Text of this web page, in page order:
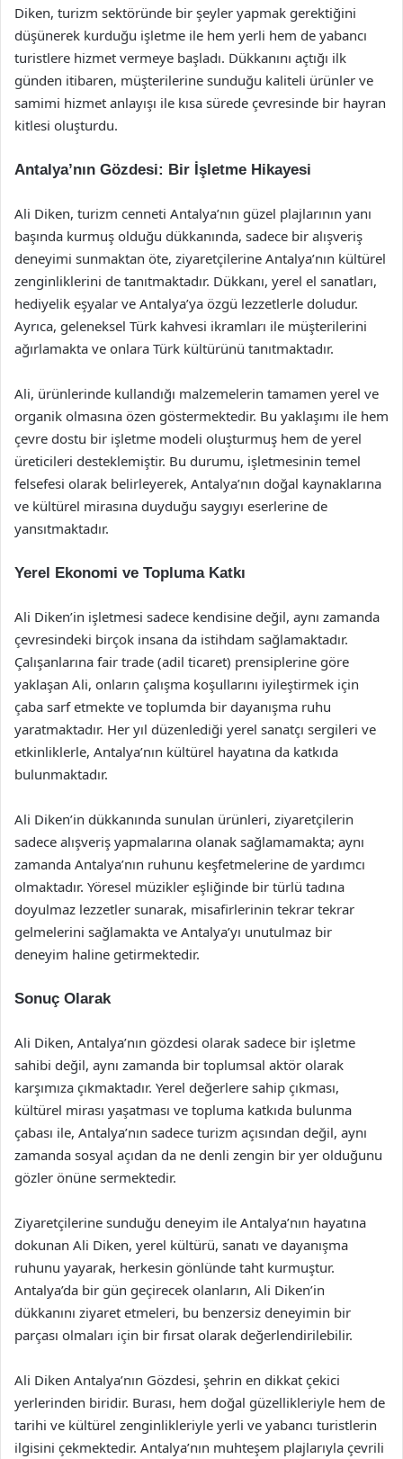
Diken, turizm sektöründe bir şeyler yapmak gerektiğini
düşünerek kurduğu işletme ile hem yerli hem de yabancı
turistlere hizmet vermeye başladı. Dükkanını açtığı ilk
günden itibaren, müşterilerine sunduğu kaliteli ürünler ve
samimi hizmet anlayışı ile kısa sürede çevresinde bir hayran
kitlesi oluşturdu.
Antalya’nın Gözdesi: Bir İşletme Hikayesi
Ali Diken, turizm cenneti Antalya’nın güzel plajlarının yanı
başında kurmuş olduğu dükkanında, sadece bir alışveriş
deneyimi sunmaktan öte, ziyaretçilerine Antalya’nın kültürel
zenginliklerini de tanıtmaktadır. Dükkanı, yerel el sanatları,
hediyelik eşyalar ve Antalya’ya özgü lezzetlerle doludur.
Ayrıca, geleneksel Türk kahvesi ikramları ile müşterilerini
ağırlamakta ve onlara Türk kültürünü tanıtmaktadır.
Ali, ürünlerinde kullandığı malzemelerin tamamen yerel ve
organik olmasına özen göstermektedir. Bu yaklaşımı ile hem
çevre dostu bir işletme modeli oluşturmuş hem de yerel
üreticileri desteklemiştir. Bu durumu, işletmesinin temel
felsefesi olarak belirleyerek, Antalya’nın doğal kaynaklarına
ve kültürel mirasına duyduğu saygıyı eserlerine de
yansıtmaktadır.
Yerel Ekonomi ve Topluma Katkı
Ali Diken’in işletmesi sadece kendisine değil, aynı zamanda
çevresindeki birçok insana da istihdam sağlamaktadır.
Çalışanlarına fair trade (adil ticaret) prensiplerine göre
yaklaşan Ali, onların çalışma koşullarını iyileştirmek için
çaba sarf etmekte ve toplumda bir dayanışma ruhu
yaratmaktadır. Her yıl düzenlediği yerel sanatçı sergileri ve
etkinliklerle, Antalya’nın kültürel hayatına da katkıda
bulunmaktadır.
Ali Diken’in dükkanında sunulan ürünleri, ziyaretçilerin
sadece alışveriş yapmalarına olanak sağlamamakta; aynı
zamanda Antalya’nın ruhunu keşfetmelerine de yardımcı
olmaktadır. Yöresel müzikler eşliğinde bir türlü tadına
doyulmaz lezzetler sunarak, misafirlerinin tekrar tekrar
gelmelerini sağlamakta ve Antalya’yı unutulmaz bir
deneyim haline getirmektedir.
Sonuç Olarak
Ali Diken, Antalya’nın gözdesi olarak sadece bir işletme
sahibi değil, aynı zamanda bir toplumsal aktör olarak
karşımıza çıkmaktadır. Yerel değerlere sahip çıkması,
kültürel mirası yaşatması ve topluma katkıda bulunma
çabası ile, Antalya’nın sadece turizm açısından değil, aynı
zamanda sosyal açıdan da ne denli zengin bir yer olduğunu
gözler önüne sermektedir.
Ziyaretçilerine sunduğu deneyim ile Antalya’nın hayatına
dokunan Ali Diken, yerel kültürü, sanatı ve dayanışma
ruhunu yayarak, herkesin gönlünde taht kurmuştur.
Antalya’da bir gün geçirecek olanların, Ali Diken’in
dükkanını ziyaret etmeleri, bu benzersiz deneyimin bir
parçası olmaları için bir fırsat olarak değerlendirilebilir.
Ali Diken Antalya’nın Gözdesi, şehrin en dikkat çekici
yerlerinden biridir. Burası, hem doğal güzellikleriyle hem de
tarihi ve kültürel zenginlikleriyle yerli ve yabancı turistlerin
ilgisini çekmektedir. Antalya’nın muhteşem plajlarıyla çevrili